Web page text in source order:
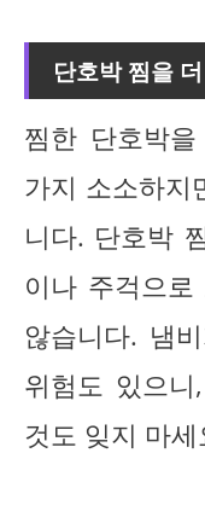
단호박 찜을
찜한 단호박
가지 소소하지
니다. 단호박
이나 주걱으로
않습니다. 냄
위험도 있으
것도 잊지 마세